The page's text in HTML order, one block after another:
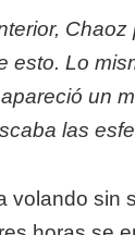
esto. Lo
un
las
volando sin